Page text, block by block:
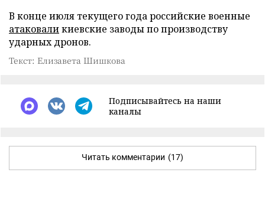
В конце июля текущего года российские военные
атаковаликиевские заводы по производству
ударных дронов.
Текст: Елизавета Шишкова
Подписывайтесь на наши
каналы
Читать комментарии (17)